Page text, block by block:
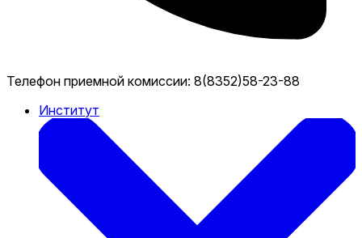
Телефон приемной комиссии: 8(8352)58-23-88
Институт